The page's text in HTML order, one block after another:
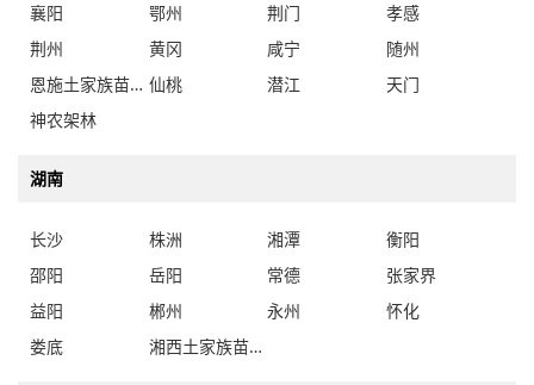
襄阳
鄂州 荆门
孝感
荆州
黄冈 咸宁
随州
恩施土家族苗族自治州 仙桃 潜江
天门
神农架林
湖南
长沙 株洲 湘潭
衡阳
邵阳
岳阳 常德
张家界
益阳
郴州 永州
怀化
娄底
湘西土家族苗族自治州